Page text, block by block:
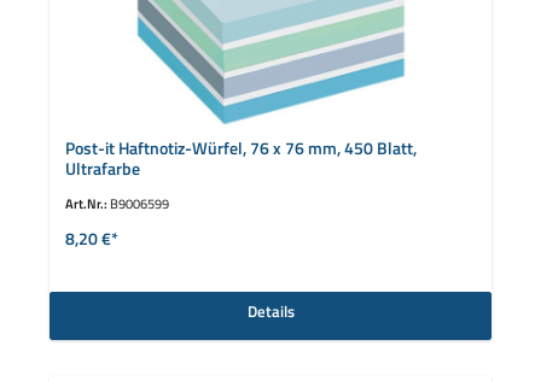
Post-it Haftnotiz-Würfel, 76 x 76 mm, 450 Blatt,
Ultrafarbe
Art.Nr.: B9006599
8,20 €*
Details